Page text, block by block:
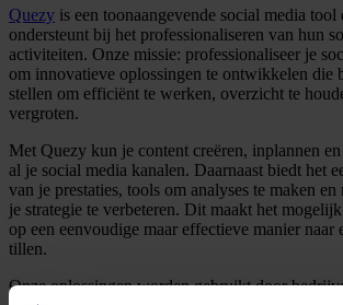
Quezy is een toonaangevende social media
ondersteunt bij het professionaliseren van hun
activiteiten. Onze missie: professionaliseer je
om innovatieve oplossingen te ontwikkelen die
stellen om efficiënt te werken, overzicht te
vergroten.
Met Quezy kun je content creëren, inplannen
al je social media kanalen. Daarnaast biedt het
van je prestaties, tools om analyses te maken
je strategie te verbeteren. Dit maakt het
op een eenvoudige maar effectieve manier naar
tillen.
Onze oplossingen worden gebruikt door